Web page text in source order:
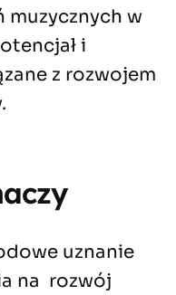
muzycznych w
i
z rozwojem
uznanie
na rozwój